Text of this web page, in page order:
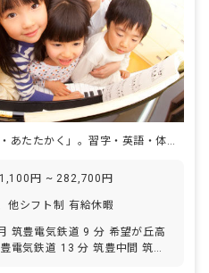
「つよく・ただしく・あたたかく」。習字・英語・体操・水泳が揃う認定こども園の幼稚園教諭募集。
円 ~ 282,700円
他シフト制 有給休暇
筑豊電気鉄道 9 分 希望が丘高
電気鉄道 13 分 筑豊中間 筑豊